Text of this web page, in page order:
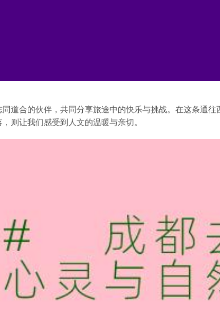
道合的伙伴，共同分享旅途中的快乐与挑战。在这条通
则让我们感受到人文的温暖与亲切。